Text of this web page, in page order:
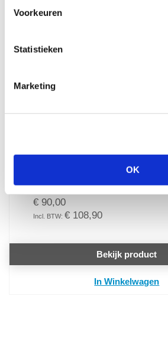
Voorkeuren
Statistieken
Marketing
OK
De wandmontageset bied een
gebruik van de SATO ...
€ 90,00
€ 108,90
Bekijk product
In Winkelwagen